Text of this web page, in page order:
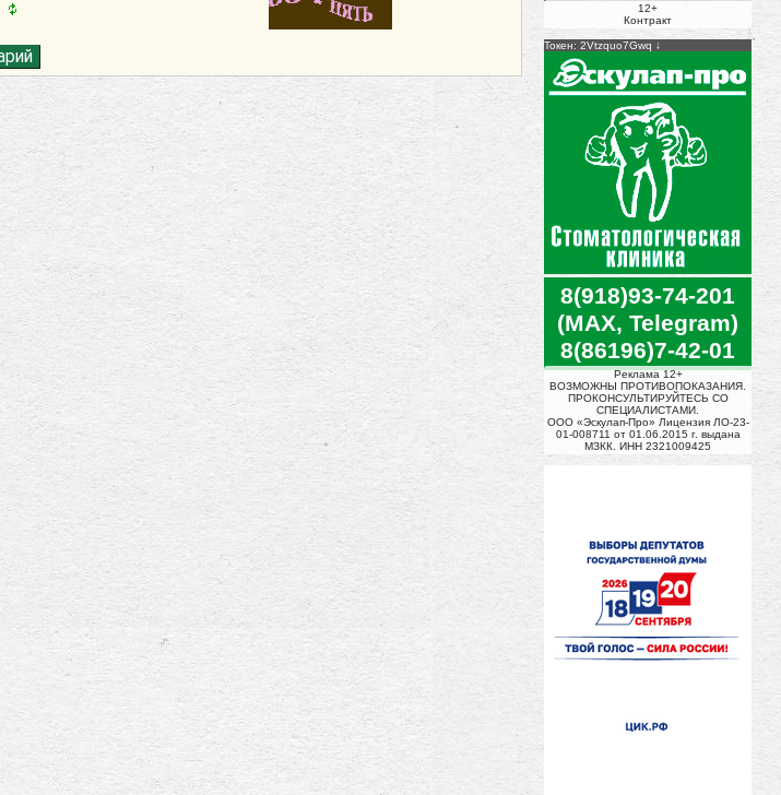
12+
Контракт
Токен: 2Vtzquo7Gwq
8(918)93-74-201
(MAX, Telegram)
8(86196)7-42-01
Реклама 12+
ВОЗМОЖНЫ ПРОТИВОПОКАЗАНИЯ.
ПРОКОНСУЛЬТИРУЙТЕСЬ СО
СПЕЦИАЛИСТАМИ.
ООО «Эскулап-Про» Лицензия ЛО-23-
01-008711 от 01.06.2015 г. выдана
МЗКК. ИНН 2321009425